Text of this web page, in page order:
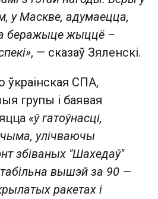
у Маскве, адумаецца,
беражыце жыццё –
, — сказаў Зяленскі.
ўкраінская СПА,
групы і баявая
«ў гатоўнасці,
улічваючы
збіваных "Шахедаў"
вышэй за 90 —
ракетах і